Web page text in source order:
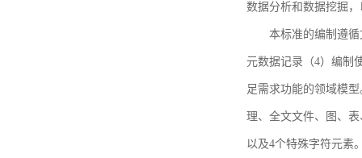
数据分析和数据挖掘
本标准的编制遵
元数据记录（4）编制
足需求功能的领域模
理、全文文件、图、
以及4个特殊字符元素